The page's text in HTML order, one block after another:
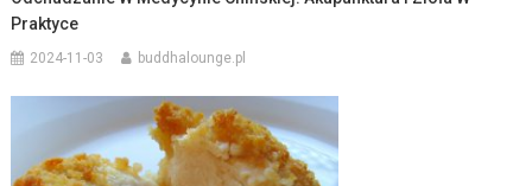
Praktyce
2024-11-03 buddhalounge.pl